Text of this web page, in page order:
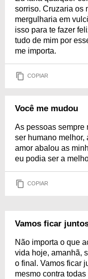
sorriso. Cruzaria os
mergulharia em
isso para te fazer
tudo de mim por
me importa.
COPIAR
Você me mudou
As pessoas sempre
ser humano melhor,
amor abalou as
eu podia ser a
COPIAR
Vamos ficar
Não importa o que
vida hoje, amanhã,
o final. Vamos ficar
mesmo contra